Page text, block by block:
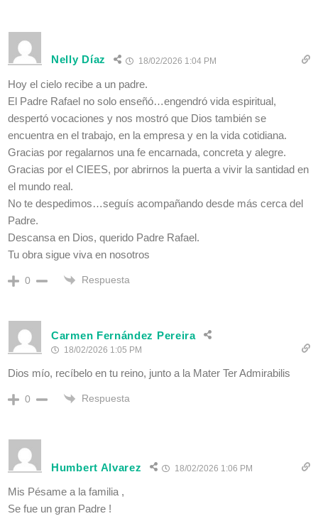
Nelly Díaz 18/02/2026 1:04 PM
Hoy el cielo recibe a un padre.
El Padre Rafael no solo enseñó…engendró vida espiritual,
despertó vocaciones y nos mostró que Dios también se
encuentra en el trabajo, en la empresa y en la vida cotidiana.
Gracias por regalarnos una fe encarnada, concreta y alegre.
Gracias por el CIEES, por abrirnos la puerta a vivir la santidad en
el mundo real.
No te despedimos…seguís acompañando desde más cerca del
Padre.
Descansa en Dios, querido Padre Rafael.
Tu obra sigue viva en nosotros
0 Respuesta
Carmen Fernández Pereira
18/02/2026 1:05 PM
Dios mío, recíbelo en tu reino, junto a la Mater Ter Admirabilis
0 Respuesta
Humbert Alvarez 18/02/2026 1:06 PM
Mis Pésame a la familia ,
Se fue un gran Padre !